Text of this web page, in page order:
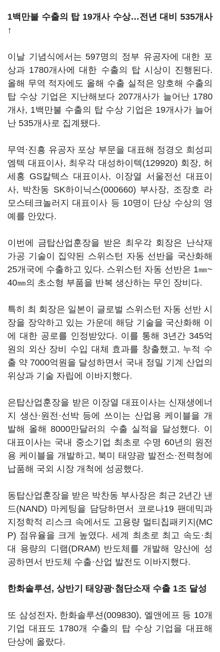
1백만불 수출의 탑 19개사 수상…전년 대비 535개사
↑
이날 기념식에서는 597명의 정부 유공자에 대한 포
상과 1780개사에 대한 수출의 탑 시상이 진행된다.
올해 무역 적자에도 올해 수출 실적은 양호해 수출의
탑 수상 기업은 지난해보다 207개사가 늘어난 1780
개사, 1백만불 수출의 탑 수상 기업은 19개사가 늘어
난 535개사로 집계됐다.
무역·진흥 유공자 포상 부문을 대표해 정경오 희성피
엠텍 대표이사, 최우각 대성하이텍(129920) 회장, 허
세홍 GS칼텍스 대표이사, 이장열 서울전선 대표이
사, 박찬동 SK하이닉스(000660) 부사장, 조장호 라
모스테크놀러지 대표이사 등 10명이 단상 수상의 영
예를 안았다.
이번에 금탑산업훈장을 받은 최우각 회장은 난삭재
가공 기술이 집약된 스위스턴 자동 선반을 국산화해
25개국에 수출하고 있다. 스위스턴 자동 선반은 1㎜~
40㎜의 초소형 부품을 반복 생산하는 무인 장비다.
특히 최 회장은 일본이 글로벌 스위스턴 자동 선반 시
장을 장악하고 있는 가운데 해당 기술을 국산화해 이
에 대한 공로를 인정받았다. 이를 통해 3년간 345억
원의 외산 장비 수입 대체 효과를 창출했고, 누적 수
출 약 7000억원을 달성하면서 국내 정밀 기계 산업의
위상과 기술 자립에 이바지했다.
은탑산업훈장을 받은 이장열 대표이사는 신재생에너
지 생산·원전·선박 등에 쓰이는 산업용 케이블을 개
발해 올해 8000만달러의 수출 실적을 달성했다. 이
대표이사는 국내 중소기업 최초로 수명 60년의 원전
용 케이블을 개발하고, 북미 태양광 발전소·전력청에
납품해 국외 시장 개척에 성공했다.
동탑산업훈장을 받은 박찬동 부사장은 최근 2년간 낸
드(NAND) 마케팅을 담당하면서 코로나19 팬데믹과
지정학적 리스크 속에서도 고용량 멀티칩패키지(MC
P) 점유율을 크게 높였다. 세계 최초로 최고 속도·최
대 용량의 디램(DRAM) 반도체를 개발해 양산에 성
공하면서 반도체 수출·산업 발전도 이바지했다.
한화솔루션, 상반기 태양광·첨단소재 수출 1조 달성
또 삼성전자, 한화솔루션(009830), 엘앤에프 등 10개
기업 대표도 1780개 수출의 탑 수상 기업을 대표해
단상에 올랐다.